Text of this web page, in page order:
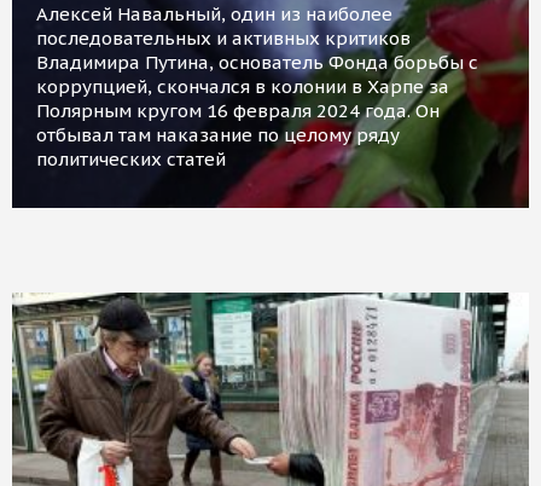
Алексей Навальный, один из наиболее
последовательных и активных критиков
Владимира Путина, основатель Фонда борьбы с
коррупцией, скончался в колонии в Харпе за
Полярным кругом 16 февраля 2024 года. Он
отбывал там наказание по целому ряду
политических статей